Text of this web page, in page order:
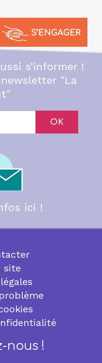
s’informer !
"La
OK
ici !
site
nous !